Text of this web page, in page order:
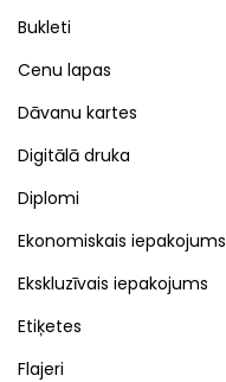
Bukleti
Cenu lapas
Dāvanu kartes
Digitālā druka
Diplomi
Ekonomiskais iepakojums
Ekskluzīvais iepakojums
Etiķetes
Flajeri